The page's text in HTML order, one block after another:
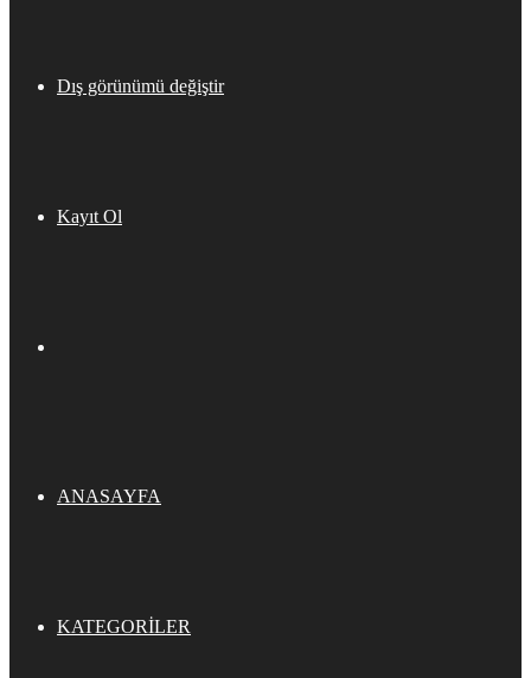
Dış görünümü değiştir
Kayıt Ol
ANASAYFA
KATEGORILER